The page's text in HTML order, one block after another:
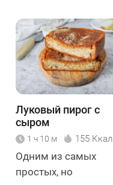
Луковый пирог с
сыром
1 ч 10 м 155 Ккал
Одним из самых
простых, но